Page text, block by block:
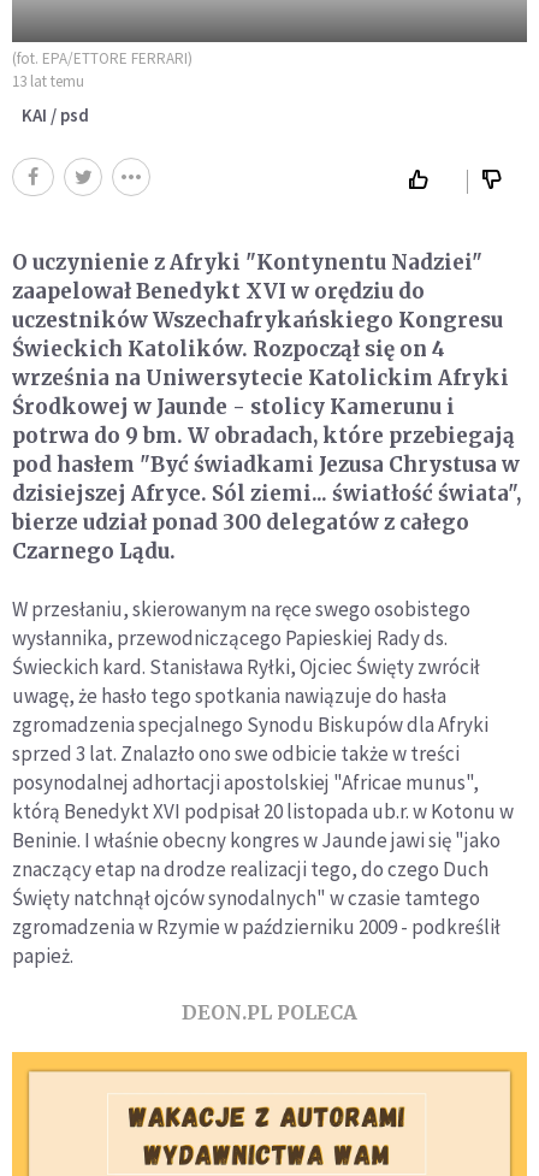
(fot. EPA/ETTORE FERRARI)
13 lat temu
KAI / psd
O uczynienie z Afryki "Kontynentu Nadziei"
zaapelował Benedykt XVI w orędziu do
uczestników Wszechafrykańskiego Kongresu
Świeckich Katolików. Rozpoczął się on 4
września na Uniwersytecie Katolickim Afryki
Środkowej w Jaunde - stolicy Kamerunu i
potrwa do 9 bm. W obradach, które przebiegają
pod hasłem "Być świadkami Jezusa Chrystusa w
dzisiejszej Afryce. Sól ziemi... światłość świata",
bierze udział ponad 300 delegatów z całego
Czarnego Lądu.
W przesłaniu, skierowanym na ręce swego osobistego
wysłannika, przewodniczącego Papieskiej Rady ds.
Świeckich kard. Stanisława Ryłki, Ojciec Święty zwrócił
uwagę, że hasło tego spotkania nawiązuje do hasła
zgromadzenia specjalnego Synodu Biskupów dla Afryki
sprzed 3 lat. Znalazło ono swe odbicie także w treści
posynodalnej adhortacji apostolskiej "Africae munus",
którą Benedykt XVI podpisał 20 listopada ub.r. w Kotonu w
Beninie. I właśnie obecny kongres w Jaunde jawi się "jako
znaczący etap na drodze realizacji tego, do czego Duch
Święty natchnął ojców synodalnych" w czasie tamtego
zgromadzenia w Rzymie w październiku 2009 - podkreślił
papież.
DEON.PL POLECA